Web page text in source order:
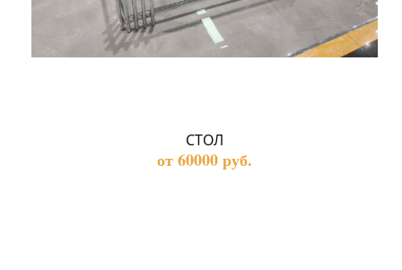
СТОЛ
от 60000 руб.